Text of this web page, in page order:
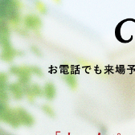
2025年09月 (1)
2025年08月 (4)
2025年07月 (3)